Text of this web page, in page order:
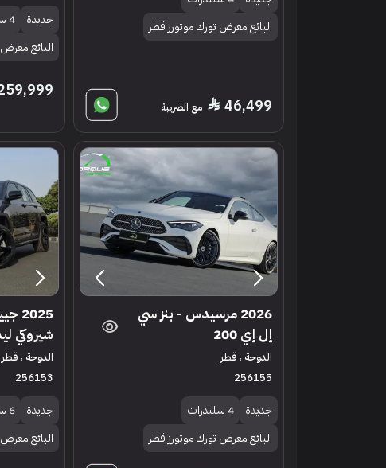
البائع معرض تورك موتورز قطر
46,499 مع الضريبة
جديدة
4 سلندرات
البائع
2026 مرسيدس - بنز سي
إل إي 200
الدوحة ، قطر
256155
جديدة
4 سلندرات
البائع معرض تورك موتورز قطر
شيروكي
الدوحة ، قطر
256153
جديدة
6 سلندرات
البائع